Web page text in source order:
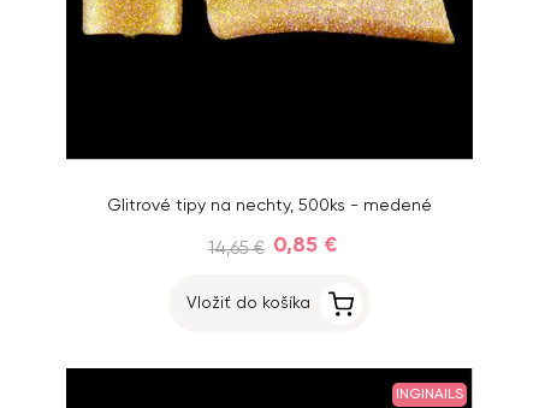
Glitrové tipy na nechty, 500ks - medené
14,65 € 0,85 €
Vložiť do košíka
INGINAILS